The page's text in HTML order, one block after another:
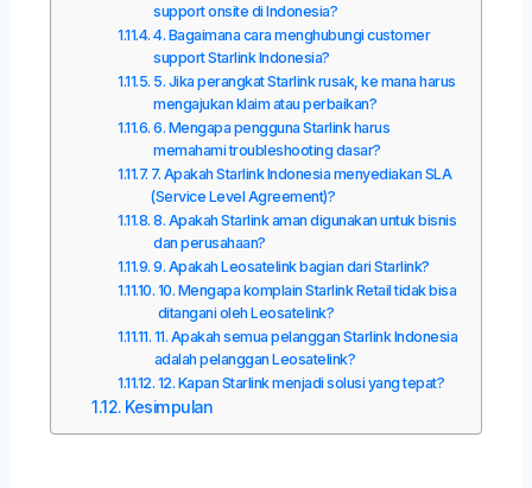
support onsite di Indonesia?
4. Bagaimana cara menghubungi customer
support Starlink Indonesia?
5. Jika perangkat Starlink rusak, ke mana harus
mengajukan klaim atau perbaikan?
6. Mengapa pengguna Starlink harus
memahami troubleshooting dasar?
7. Apakah Starlink Indonesia menyediakan SLA
(Service Level Agreement)?
8. Apakah Starlink aman digunakan untuk bisnis
dan perusahaan?
9. Apakah Leosatelink bagian dari Starlink?
10. Mengapa komplain Starlink Retail tidak bisa
ditangani oleh Leosatelink?
11. Apakah semua pelanggan Starlink Indonesia
adalah pelanggan Leosatelink?
12. Kapan Starlink menjadi solusi yang tepat?
Kesimpulan